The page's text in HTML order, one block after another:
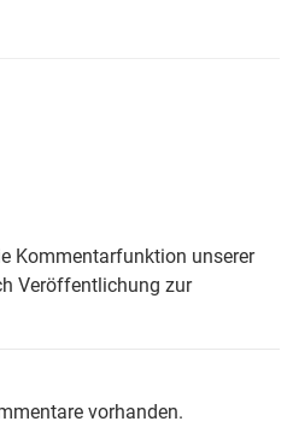
Kommentarfunktion unserer
Veröffentlichung zur
vorhanden.